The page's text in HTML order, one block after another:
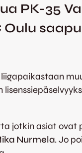
PK-35
jotkin asiat ovat
Nurmela. Jo